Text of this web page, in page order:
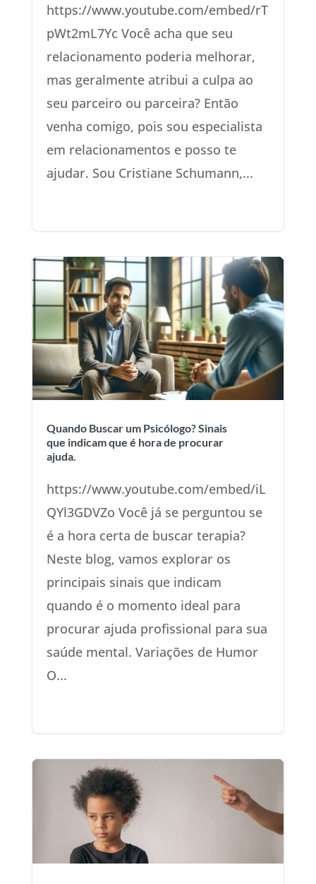
https://www.youtube.com/embed/rT
pWt2mL7Yc Você acha que seu
relacionamento poderia melhorar,
mas geralmente atribui a culpa ao
seu parceiro ou parceira? Então
venha comigo, pois sou especialista
em relacionamentos e posso te
ajudar. Sou Cristiane Schumann,...
Quando Buscar um Psicólogo? Sinais
que indicam que é hora de procurar
ajuda.
https://www.youtube.com/embed/iL
QYl3GDVZo Você já se perguntou se
é a hora certa de buscar terapia?
Neste blog, vamos explorar os
principais sinais que indicam
quando é o momento ideal para
procurar ajuda profissional para sua
saúde mental. Variações de Humor
O...